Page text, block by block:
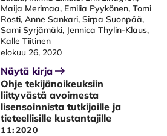
Maija Merimaa, Emilia Pyykönen, Tomi
Rosti, Anne Sankari, Sirpa Suonpää,
Sami Syrjämäki, Jennica Thylin-Klaus,
Kalle Tiitinen
elokuu 26, 2020
Näytä kirja
Ohje tekijänoikeuksiin
liittyvästä avoimesta
lisensoinnista tutkijoille ja
tieteellisille kustantajille
11:2020